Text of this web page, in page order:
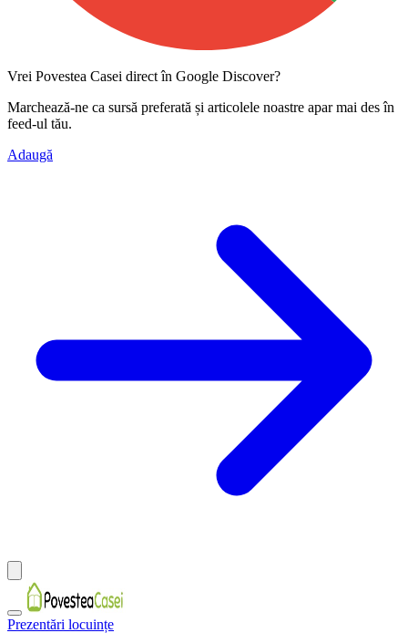
Vrei Povestea Casei direct în Google Discover?
Marchează-ne ca sursă preferată și articolele noastre apar mai des în
feed-ul tău.
Adaugă
Prezentări locuințe